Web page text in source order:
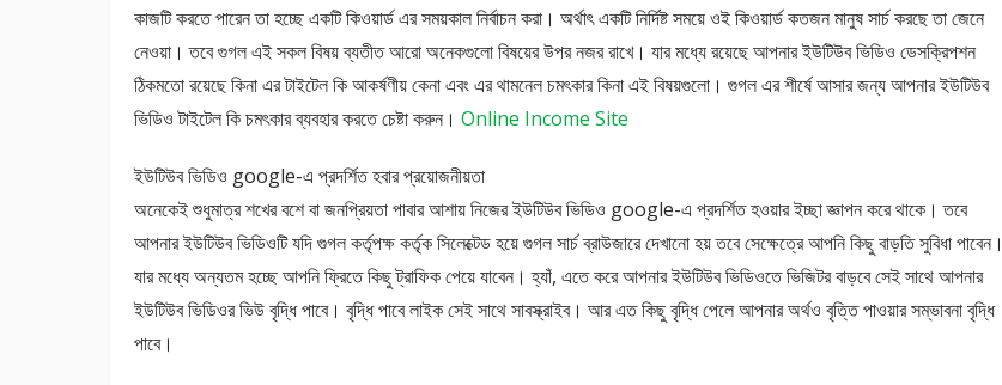
কাজটি করতে পারেন তা হচ্ছে একটি কিওয়ার্ড এর সময়কাল নির্বাচন করা। অর্থাৎ একটি নির্দিষ্ট সময়ে ওই কিওয়ার্ড কতজন মানুষ সার্চ করছে তা জেনে
নেওয়া। তবে গুগল এই সকল বিষয় ব্যতীত আরো অনেকগুলো বিষয়ের উপর নজর রাখে। যার মধ্যে রয়েছে আপনার ইউটিউব ভিডিও ডেসক্রিপশন
ঠিকমতো রয়েছে কিনা এর টাইটেল কি আকর্ষণীয় কেনা এবং এর থামনেল চমৎকার কিনা এই বিষয়গুলো। গুগল এর শীর্ষে আসার জন্য আপনার ইউটিউব
ভিডিও টাইটেল কি চমৎকার ব্যবহার করতে চেষ্টা করুন। Online Income Site
ইউটিউব ভিডিও google-এ প্রদর্শিত হবার প্রয়োজনীয়তা
অনেকেই শুধুমাত্র শখের বশে বা জনপ্রিয়তা পাবার আশায় নিজের ইউটিউব ভিডিও google-এ প্রদর্শিত হওয়ার ইচ্ছা জ্ঞাপন করে থাকে। তবে
আপনার ইউটিউব ভিডিওটি যদি গুগল কর্তৃপক্ষ কর্তৃক সিলেক্টেড হয়ে গুগল সার্চ ব্রাউজারে দেখানো হয় তবে সেক্ষেত্রে আপনি কিছু বাড়তি সুবিধা পাবেন।
যার মধ্যে অন্যতম হচ্ছে আপনি ফ্রিতে কিছু ট্রাফিক পেয়ে যাবেন। হ্যাঁ, এতে করে আপনার ইউটিউব ভিডিওতে ভিজিটর বাড়বে সেই সাথে আপনার
ইউটিউব ভিডিওর ভিউ বৃদ্ধি পাবে। বৃদ্ধি পাবে লাইক সেই সাথে সাবস্ক্রাইব। আর এত কিছু বৃদ্ধি পেলে আপনার অর্থও বৃত্তি পাওয়ার সম্ভাবনা বৃদ্ধি
পাবে।